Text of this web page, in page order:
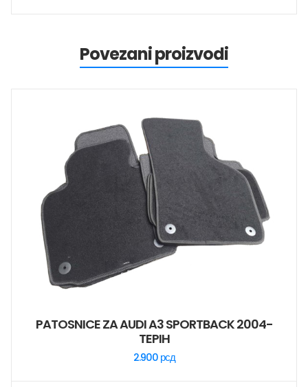
Povezani proizvodi
PATOSNICE ZA AUDI A3 SPORTBACK 2004-
TEPIH
2.900 рсд